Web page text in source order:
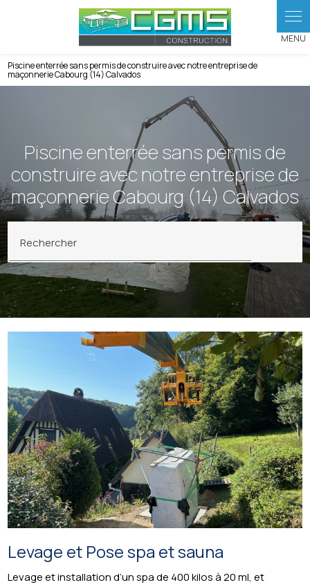
Piscine enterrée sans permis de construire avec notre entreprise de
maçonnerie Cabourg (14) Calvados
Piscine enterrée sans permis de
construire avec notre entreprise de
maçonnerie Cabourg (14) Calvados
Rechercher
Levage et Pose spa et sauna
Levage et installation d’un spa de 400 kilos à 20 ml, et
Panneau de gestion des cookies